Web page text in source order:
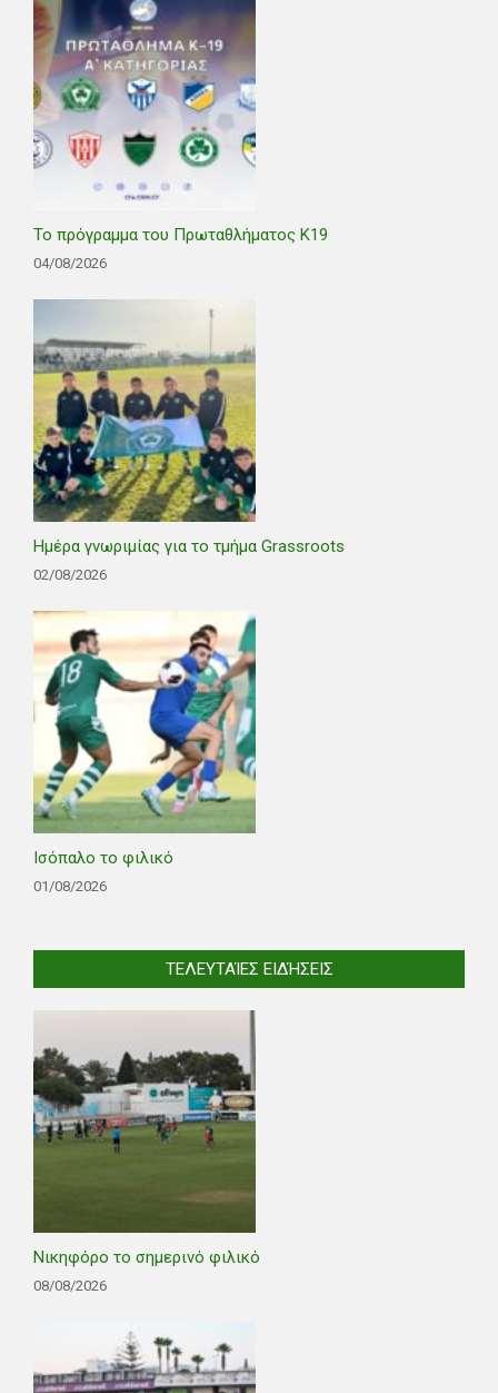
Το πρόγραμμα του Πρωταθλήματος Κ19
04/08/2026
Ημέρα γνωριμίας για το τμήμα Grassroots
02/08/2026
Ισόπαλο το φιλικό
01/08/2026
ΤΕΛΕΥΤΑΊΕΣ ΕΙΔΉΣΕΙΣ
Νικηφόρο το σημερινό φιλικό
08/08/2026